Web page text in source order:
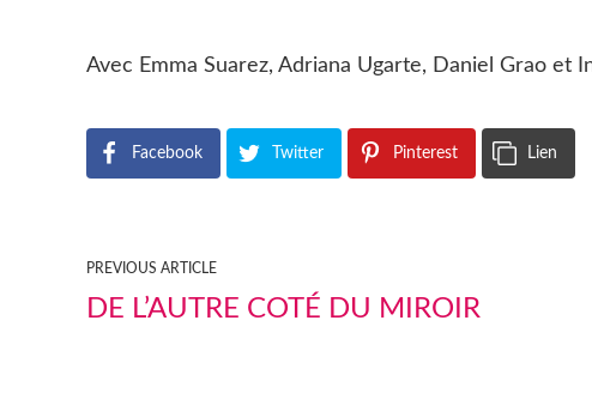
Avec Emma Suarez, Adriana Ugarte, Daniel Grao et
Facebook Twitter Pinterest Lien
PREVIOUS ARTICLE
DE L’AUTRE COTÉ DU MIROIR